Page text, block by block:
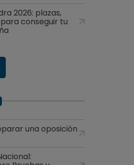
2026: plazas,
conseguir tu
una oposición